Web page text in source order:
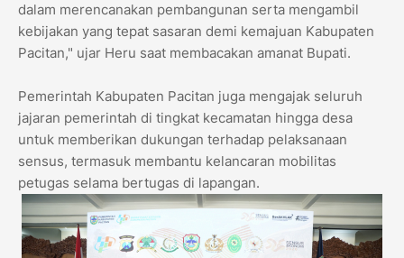
dalam merencanakan pembangunan serta mengambil
kebijakan yang tepat sasaran demi kemajuan Kabupaten
Pacitan," ujar Heru saat membacakan amanat Bupati.
Pemerintah Kabupaten Pacitan juga mengajak seluruh
jajaran pemerintah di tingkat kecamatan hingga desa
untuk memberikan dukungan terhadap pelaksanaan
sensus, termasuk membantu kelancaran mobilitas
petugas selama bertugas di lapangan.